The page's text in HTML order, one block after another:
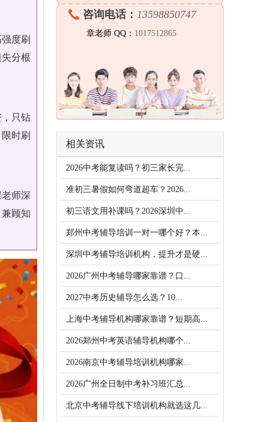
度刷
分根
只钻
时刷
师深
顾知
咨询电话： 13598850747
章老师 QQ： 1017512865
相关资讯
2026中考能复读吗？初三家长完...
准初三暑假如何弯道超车？2026...
初三语文用补课吗？2026深圳中...
郑州中考辅导培训一对一哪个好？本...
深圳中考辅导培训机构，提升才是硬...
2026广州中考辅导哪家靠谱？口...
2027中考历史辅导怎么选？10...
上海中考辅导机构哪家靠谱？短期高...
2026郑州中考英语辅导机构哪个...
2026南京中考辅导培训机构哪家...
2026广州全日制中考补习班汇总...
北京中考辅导线下培训机构就选这几...